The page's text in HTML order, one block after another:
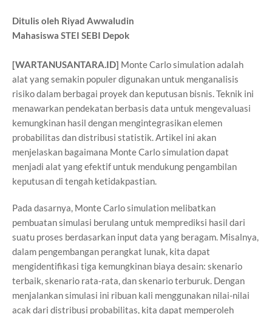
Ditulis oleh Riyad Awwaludin
Mahasiswa STEI SEBI Depok
[WARTANUSANTARA.ID] Monte Carlo simulation adalah
alat yang semakin populer digunakan untuk menganalisis
risiko dalam berbagai proyek dan keputusan bisnis. Teknik ini
menawarkan pendekatan berbasis data untuk mengevaluasi
kemungkinan hasil dengan mengintegrasikan elemen
probabilitas dan distribusi statistik. Artikel ini akan
menjelaskan bagaimana Monte Carlo simulation dapat
menjadi alat yang efektif untuk mendukung pengambilan
keputusan di tengah ketidakpastian.
Pada dasarnya, Monte Carlo simulation melibatkan
pembuatan simulasi berulang untuk memprediksi hasil dari
suatu proses berdasarkan input data yang beragam. Misalnya,
dalam pengembangan perangkat lunak, kita dapat
mengidentifikasi tiga kemungkinan biaya desain: skenario
terbaik, skenario rata-rata, dan skenario terburuk. Dengan
menjalankan simulasi ini ribuan kali menggunakan nilai-nilai
acak dari distribusi probabilitas, kita dapat memperoleh